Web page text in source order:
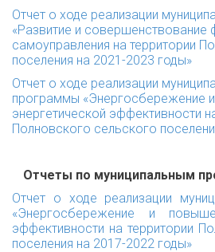
Отчет о ходе реализации
«Развитие и
самоуправления на территории
поселения на 2021-2023 годы»
Отчет о ходе реализации
программы «Энергосбережение
энергетической эффективности
Полновского сельского
Отчеты по муниципальным
Отчет о ходе реализации
«Энергосбережение и
эффективности на территории
поселения на 2017-2022 годы»